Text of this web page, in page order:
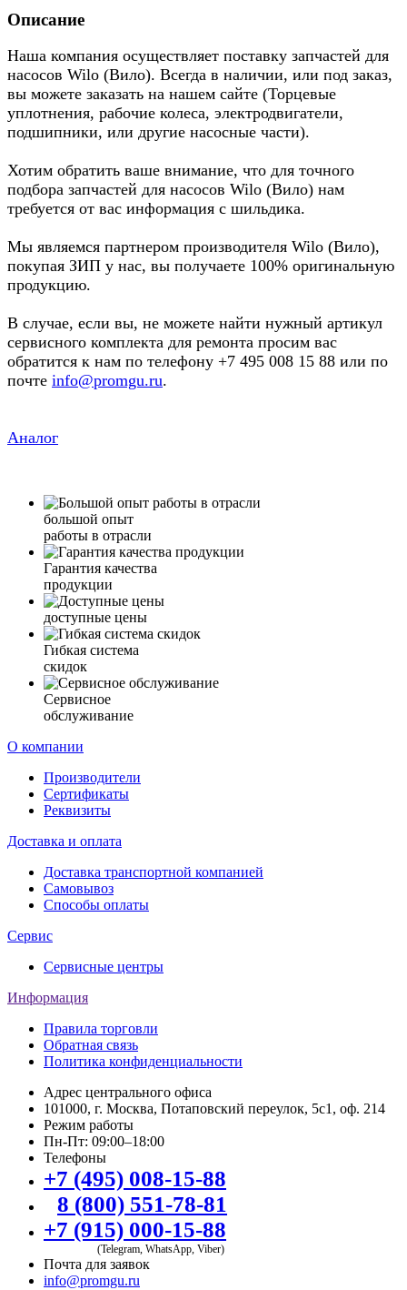
Описание
Наша компания осуществляет поставку запчастей для
насосов Wilo (Вило). Всегда в наличии, или под заказ,
вы можете заказать на нашем сайте (Торцевые
уплотнения, рабочие колеса, электродвигатели,
подшипники, или другие насосные части).
Хотим обратить ваше внимание, что для точного
подбора запчастей для насосов Wilo (Вило) нам
требуется от вас информация с шильдика.
Мы являемся партнером производителя Wilo (Вило),
покупая ЗИП у нас, вы получаете 100% оригинальную
продукцию.
В случае, если вы, не можете найти нужный артикул
сервисного комплекта для ремонта просим вас
обратится к нам по телефону +7 495 008 15 88 или по
почте info@promgu.ru.
Аналог
большой опыт
работы в отрасли
Гарантия качества
продукции
доступные цены
Гибкая система
скидок
Сервисное
обслуживание
О компании
Производители
Сертификаты
Реквизиты
Доставка и оплата
Доставка транспортной компанией
Самовывоз
Способы оплаты
Сервис
Сервисные центры
Информация
Правила торговли
Обратная связь
Политика конфиденциальности
Адрес центрального офиса
101000, г. Москва, Потаповский переулок, 5с1, оф. 214
Режим работы
Пн-Пт: 09:00–18:00
Телефоны
+7 (495) 008-15-88
8 (800) 551-78-81
+7 (915) 000-15-88
(Telegram, WhatsApp, Viber)
Почта для заявок
info@promgu.ru